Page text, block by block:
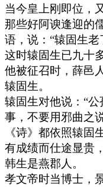
当今皇上刚即位，
那些好阿谀逢迎的
语，说：“辕固生老
这时辕固生已九十
他被征召时，薛邑
辕固生。
辕固生对他说：“
事，不要用邪曲之
《诗》都依照辕固
有成绩而仕途显贵
韩生是燕郡人。
孝文帝时当博士，